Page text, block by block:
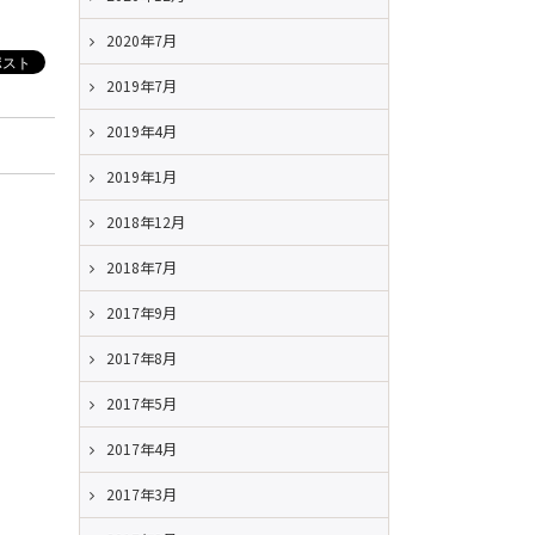
2020年7月
2019年7月
2019年4月
2019年1月
2018年12月
2018年7月
2017年9月
2017年8月
2017年5月
2017年4月
2017年3月